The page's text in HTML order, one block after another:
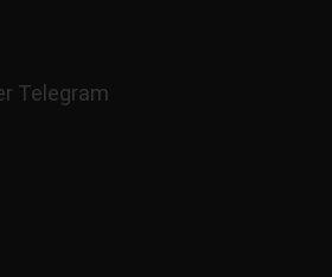
Telegram